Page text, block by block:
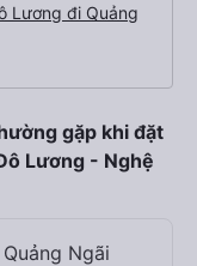
Lương đi Quảng
gặp khi đặt
Lương - Nghệ
Ngãi